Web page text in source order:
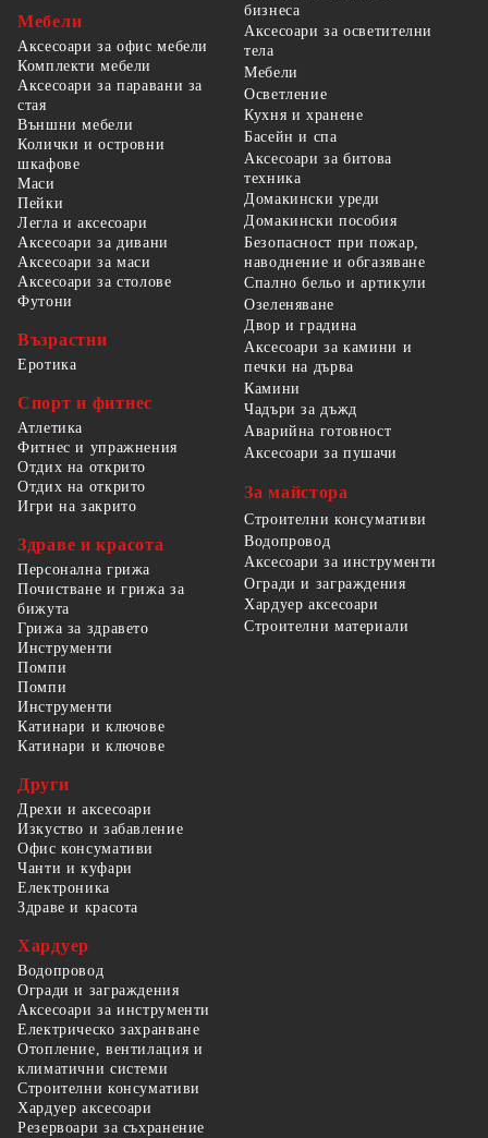
Мебели
Аксесоари за офис мебели
Комплекти мебели
Аксесоари за паравани за
стая
Външни мебели
Колички и островни
шкафове
Маси
Пейки
Легла и аксесоари
Аксесоари за дивани
Аксесоари за маси
Аксесоари за столове
Футони
Възрастни
Еротика
Спорт и фитнес
Атлетика
Фитнес и упражнения
Отдих на открито
Отдих на открито
Игри на закрито
Здраве и красота
Персонална грижа
Почистване и грижа за
бижута
Грижа за здравето
бизнеса
Аксесоари за осветителни
тела
Мебели
Осветление
Кухня и хранене
Басейн и спа
Аксесоари за битова
техника
Домакински уреди
Домакински пособия
Безопасност при пожар,
наводнение и обгазяване
Спално бельо и артикули
Озеленяване
Двор и градина
Аксесоари за камини и
печки на дърва
Камини
Чадъри за дъжд
Аварийна готовност
Аксесоари за пушачи
За майстора
Строителни консумативи
Водопровод
Аксесоари за инструменти
Огради и заграждения
Хардуер аксесоари
Строителни материали
Инструменти
Помпи
Помпи
Инструменти
Катинари и ключове
Катинари и ключове
Други
Дрехи и аксесоари
Изкуство и забавление
Офис консумативи
Чанти и куфари
Електроника
Здраве и красота
Хардуер
Водопровод
Огради и заграждения
Аксесоари за инструменти
Електрическо захранване
Отопление, вентилация и
климатични системи
Строителни консумативи
Хардуер аксесоари
Резервоари за съхранение